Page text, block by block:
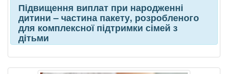
Підвищення виплат при народженні
дитини – частина пакету, розробленого
для комплексної підтримки сімей з
дітьми